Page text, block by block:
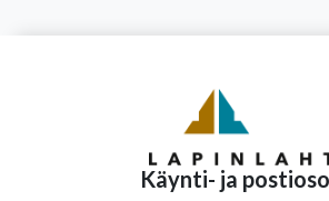
Käynti- ja